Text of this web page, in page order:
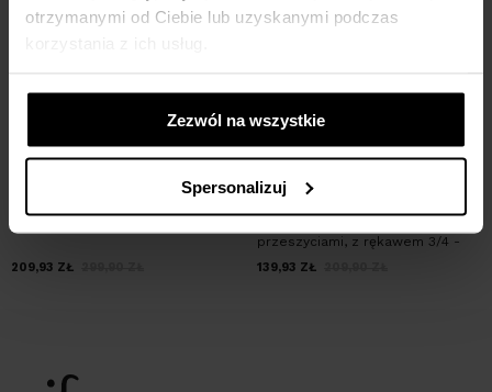
otrzymanymi od Ciebie lub uzyskanymi podczas
Zezwól na wszystkie
Spersonalizuj
209,93 ZŁ
przeszyciami, z rękawem 3/4 -
139,93 ZŁ